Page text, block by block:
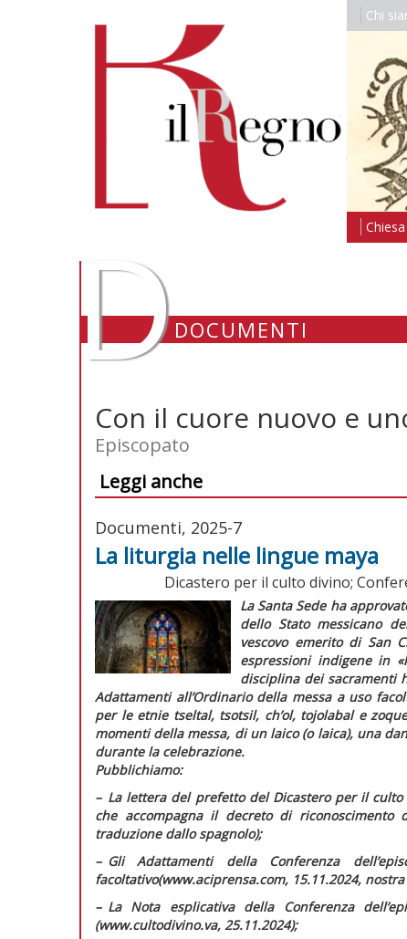
Chi
DDOCUMENTI
Con il cuore nuovo e
Episcopato
Leggi anche
Documenti, 2025-7
La liturgia nelle lingue maya
Dicastero per il culto divino;
La Santa Sede ha
dello Stato messicano
vescovo emerito di San
espressioni indigene in
disciplina dei sacramenti
Adattamenti all’Ordinario della messa a uso
per le etnie tseltal, tsotsil, ch’ol, tojolabale
momenti della messa, di un laico (o laica), una
durante la celebrazione.
Pubblichiamo:
–La lettera del prefetto del Dicastero per il
che accompagna il decreto di riconoscimento
traduzione dallo spagnolo);
–GliAdattamenti della Conferenza
facoltativo(www.aciprensa.com, 15.11.2024,
–La Nota esplicativa della Conferenza
(www.cultodivino.va, 25.11.2024);